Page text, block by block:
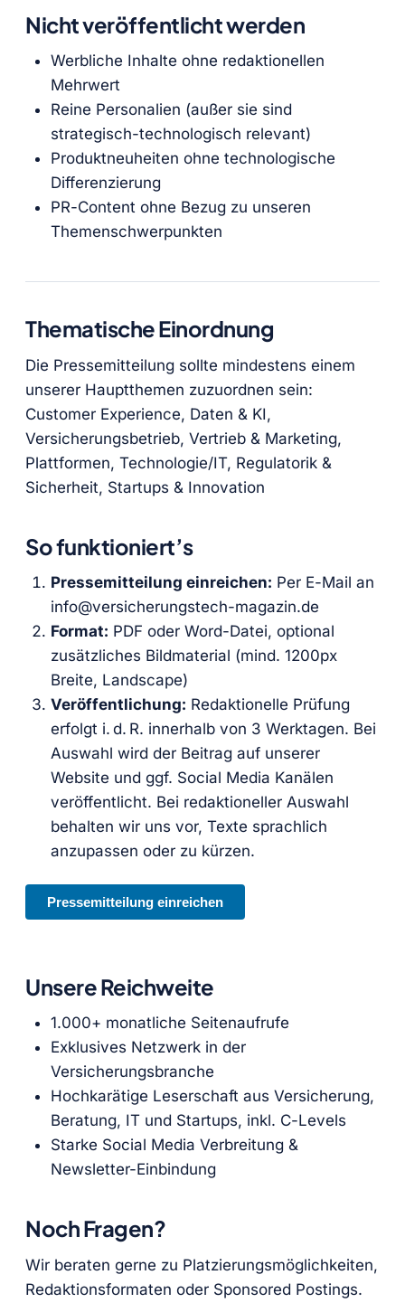
Nicht veröffentlicht werden
Werbliche Inhalte ohne redaktionellen
Mehrwert
Reine Personalien (außer sie sind
strategisch-technologisch relevant)
Produktneuheiten ohne technologische
Differenzierung
PR-Content ohne Bezug zu unseren
Themenschwerpunkten
Thematische Einordnung
Die Pressemitteilung sollte mindestens einem
unserer Hauptthemen zuzuordnen sein:
Customer Experience, Daten & KI,
Versicherungsbetrieb, Vertrieb & Marketing,
Plattformen, Technologie/IT, Regulatorik &
Sicherheit, Startups & Innovation
So funktioniert’s
Pressemitteilung einreichen: Per E-Mail an
info@versicherungstech-magazin.de
Format: PDF oder Word-Datei, optional
zusätzliches Bildmaterial (mind. 1200px
Breite, Landscape)
Veröffentlichung: Redaktionelle Prüfung
erfolgt i. d. R. innerhalb von 3 Werktagen. Bei
Auswahl wird der Beitrag auf unserer
Website und ggf. Social Media Kanälen
veröffentlicht. Bei redaktioneller Auswahl
behalten wir uns vor, Texte sprachlich
anzupassen oder zu kürzen.
Pressemitteilung einreichen
Unsere Reichweite
1.000+ monatliche Seitenaufrufe
Exklusives Netzwerk in der
Versicherungsbranche
Hochkarätige Leserschaft aus Versicherung,
Beratung, IT und Startups, inkl. C-Levels
Starke Social Media Verbreitung &
Newsletter-Einbindung
Noch Fragen?
Wir beraten gerne zu Platzierungsmöglichkeiten,
Redaktionsformaten oder Sponsored Postings.